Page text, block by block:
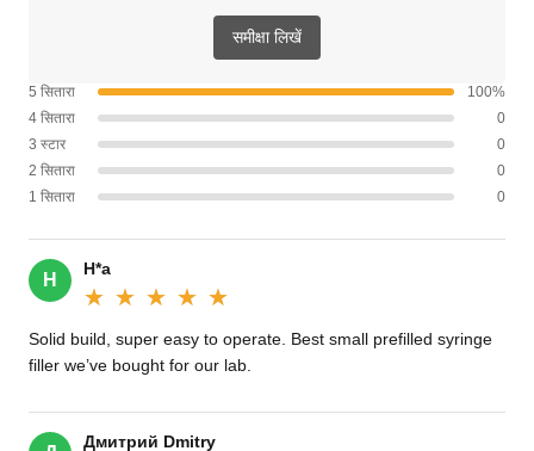
समीक्षा लिखें
5 सितारा
100%
4 सितारा
0
3 स्टार
0
2 सितारा
0
1 सितारा
0
H
H*a
★★★★★
★★★★★
Solid build, super easy to operate. Best small prefilled syringe
filler we’ve bought for our lab.
Дмитрий Dmitry